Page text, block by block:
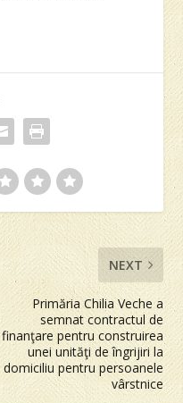
NEXT
Primăria Chilia Veche a
semnat contractul de
finanţare pentru construirea
unei unităţi de îngrijiri la
domiciliu pentru persoanele
vârstnice